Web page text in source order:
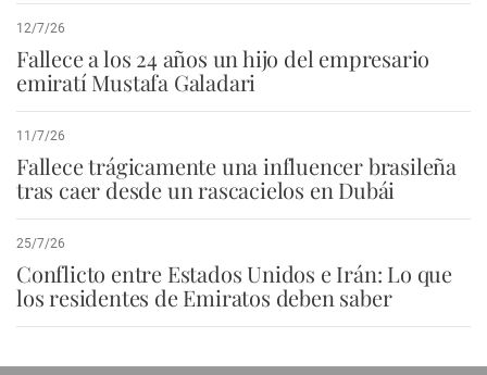
12/7/26
Fallece a los 24 años un hijo del empresario
emiratí Mustafa Galadari
11/7/26
Fallece trágicamente una influencer brasileña
tras caer desde un rascacielos en Dubái
25/7/26
Conflicto entre Estados Unidos e Irán: Lo que
los residentes de Emiratos deben saber